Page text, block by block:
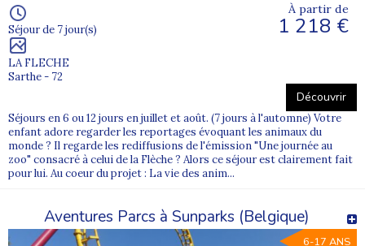
culturelle et touristique, connue pour ses quartiers
classés aupatrimoine mondial de l’UNESCO, à la
confluence du
collines de
desbouchons lyonnais
Grâce à ses grandes gares, et notamment la
gare SNCF
de Lyon Part-Dieu(Lyon 3e), Lyon permet de rejoindre
rapidement de nombreuses destinations en France.
À chaque période de vacances scolaires
(vacances d’été,
Séjour de 7 jour(s)
LA FLECHE
Sarthe - 72
À partir de
1 218 €
Découvrir
Séjours en 6 ou 12 jours en juillet et août. (7 jours à l'automne) Votre
enfant adore regarder les reportages évoquant les animaux du
monde ? Il regarde les rediffusions de l'émission "Une journée au
zoo" consacré à celui de la Flèche ? Alors ce séjour est clairement fait
pour lui. Au coeur du projet : La vie des anim...
Aventures Parcs à Sunparks (Belgique)
6-17 ANS